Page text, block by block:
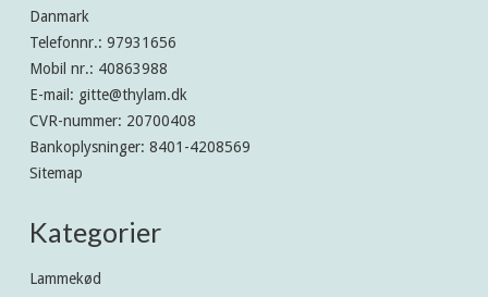
Danmark
Telefonnr.: 97931656
Mobil nr.: 40863988
E-mail : gitte@thylam.dk
CVR-nummer: 20700408
Bankoplysninger: 8401-4208569
Sitemap
Kategorier
Lammekød